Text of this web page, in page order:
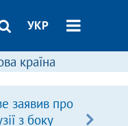
УКР
країна
заявив про
з боку